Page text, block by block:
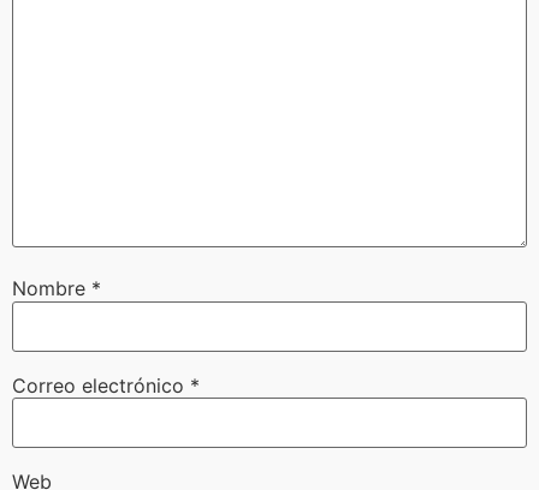
Nombre *
Correo electrónico *
Web